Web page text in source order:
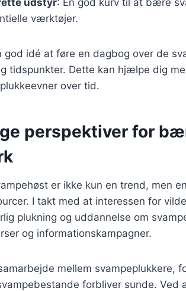
værktøjer.
god idé at føre en dagbog over de
tidspunkter. Dette kan hjælpe dig
over tid.
perspektiver for
er ikke kun en trend, men
I takt med at interessen for
plukning og uddannelse om
og informationskampagner.
mellem svampeplukkere,
forbliver sunde. Ved